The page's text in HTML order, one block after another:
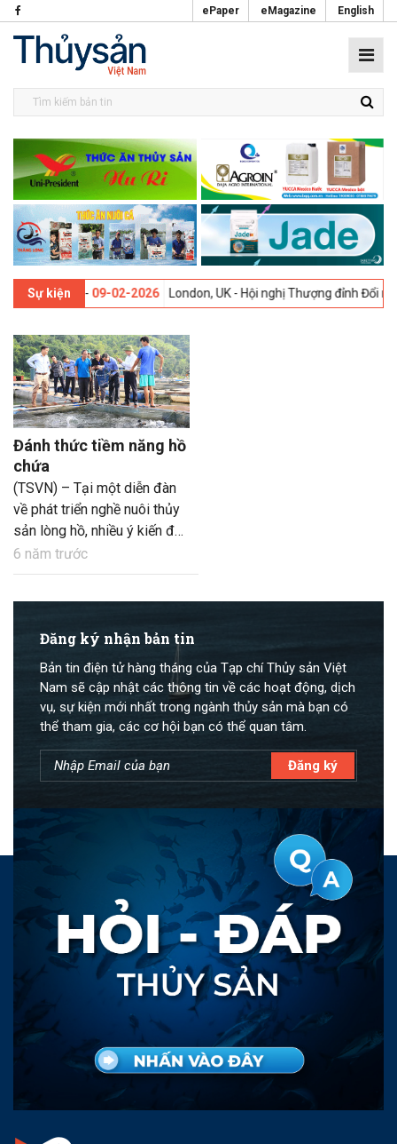
ePaper eMagazine English
Sự kiện
lần thứ 13 -09-02-2026 London, UK - Hội nghị Thượng đỉnh Đổi mới
Đánh thức tiềm năng hồ
chứa
(TSVN) – Tại một diễn đàn
về phát triển nghề nuôi thủy
sản lòng hồ, nhiều ý kiến đều
đồng thuận rằng đã đến lúc
chúng ta đánh thức tiềm
hướng tới sản phẩm OCOP
tại các tỉnh miền núi phía
6 năm trước
Đăng ký nhận bản tin
Bản tin điện tử hàng tháng của Tạp chí Thủy sản Việt
Nam sẽ cập nhật các thông tin về các hoạt động, dịch
vụ, sự kiện mới nhất trong ngành thủy sản mà bạn có
thể tham gia, các cơ hội bạn có thể quan tâm.